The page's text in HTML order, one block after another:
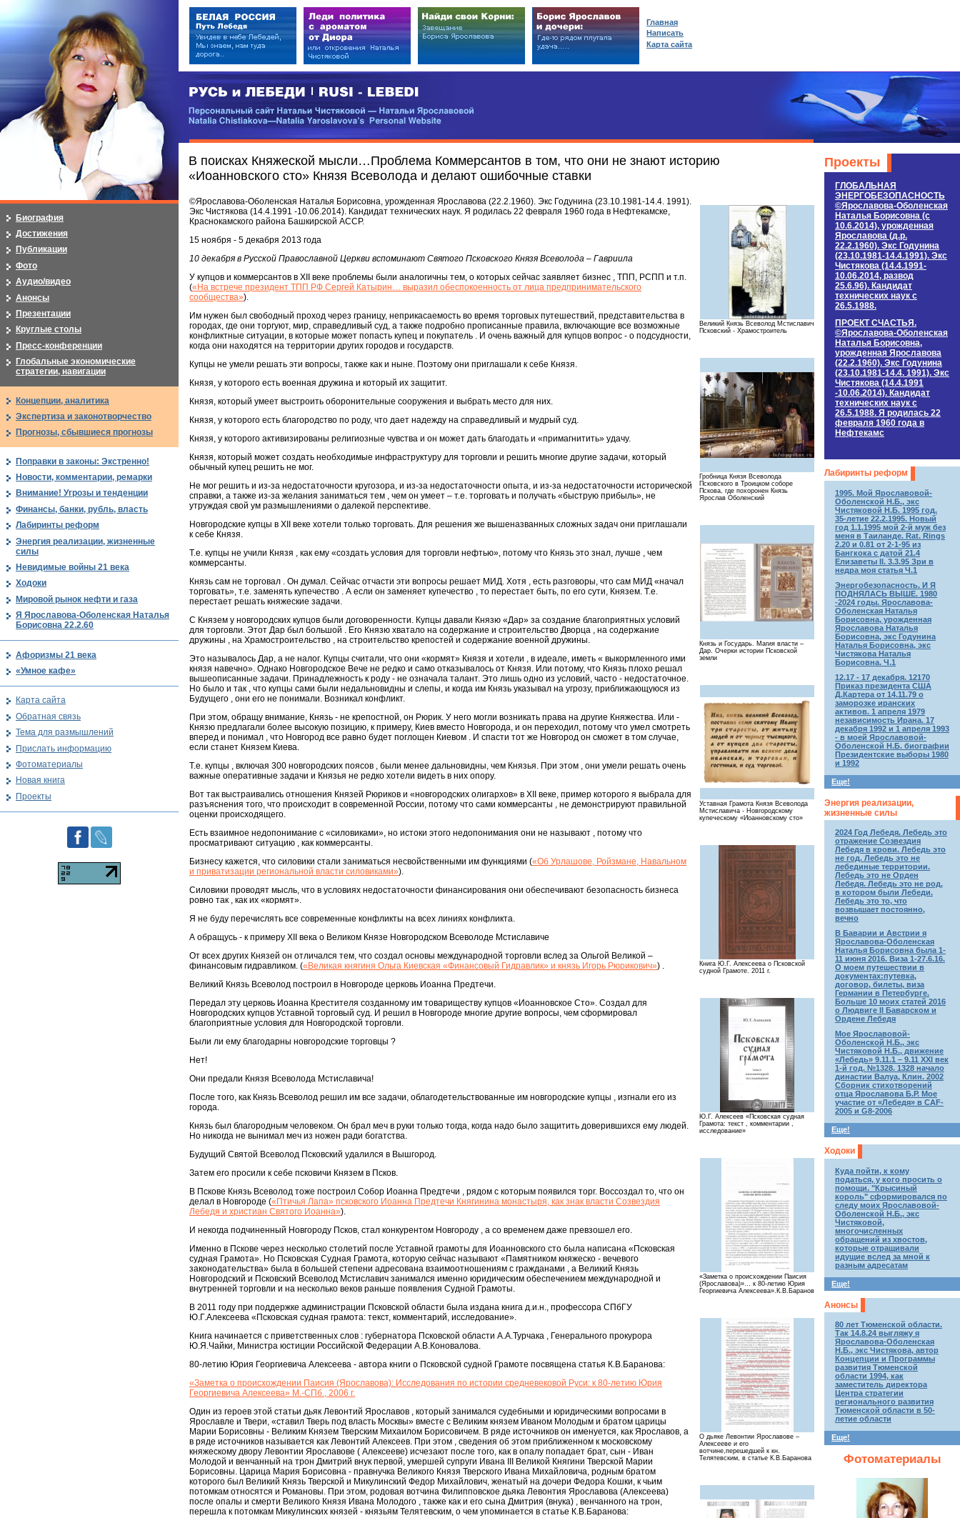
РУСЬ и ЛЕБЕДИ | RUSI — LEBEDI
Персональный сайт Натальи Чистяковой — Натальи Ярославовой
В поисках Княжеской мысли…Проблема Коммерсантов в том, что они не знают историю
«Иоанновского сто» Князя Всеволода и делают ошибочные ставки
Великий Князь Всеволод Мстиславич
Псковский - Храмостроитель
Гробница Князя Всеволода
Псковского в Троицком соборе
Пскова, где похоронен Князь
Ярослав Оболенский
Князь и Государь. Магия власти –
Дар. Очерки иcтории Псковской
земли
Уставная Грамота Князя Всеволода
Мстиславича - Новгородскому
купеческому «Иоанновскому сто»
Книга Ю.Г. Алексеева о Псковской
судной Грамоте. 2011 г.
Ю.Г. Алексеев «Псковская судная
Грамота: текст , комментарии ,
исследование»
«Заметка о происхождении Паисия
(Ярославова)»… к 80-летию Юрия
Георгиевича Алексеева».К.В.Баранов
О дьяке Левонтии Ярославове –
Алексееве и его
вотчине,перешедшей к кн.
Телятевским, в статье К.В.Баранова
©Ярославова-Оболенская Наталья Борисовна, урожденная Ярославова (22.2.1960). Экс Годунина (23.10.1981-14.4. 1991).
Экс Чистякова (14.4.1991 -10.06.2014). Кандидат технических наук. Я родилась 22 февраля 1960 года в Нефтекамске,
Краснокамского района Башкирской АССР.
15 ноября - 5 декабря 2013 года
10 декабря в Русской Православной Церкви вспоминают Святого Псковского Князя Всеволода – Гавриила
У купцов и коммерсантов в XII веке проблемы были аналогичны тем, о которых сейчас заявляет бизнес , ТПП, РСПП и т.п.
(«На встрече президент ТПП РФ Сергей Катырин… выразил обеспокоенность от лица предпринимательского
сообщества»).
Им нужен был свободный проход через границу, неприкасаемость во время торговых путешествий, представительства в
городах, где они торгуют, мир, справедливый суд, а также подробно прописанные правила, включающие все возможные
конфликтные ситуации, в которые может попасть купец и покупатель . И очень важный для купцов вопрос - о подсудности,
когда они находятся на территории других городов и государств.
Купцы не умели решать эти вопросы, также как и ныне. Поэтому они приглашали к себе Князя.
Князя, у которого есть военная дружина и который их защитит.
Князя, который умеет выстроить оборонительные сооружения и выбрать место для них.
Князя, у которого есть благородство по роду, что дает надежду на справедливый и мудрый суд.
Князя, у которого активизированы религиозные чувства и он может дать благодать и «примагнитить» удачу.
Князя, который может создать необходимые инфраструктуру для торговли и решить многие другие задачи, который
обычный купец решить не мог.
Не мог решить и из-за недостаточности кругозора, и из-за недостаточности опыта, и из-за недостаточности исторической
справки, а также из-за желания заниматься тем , чем он умеет – т.е. торговать и получать «быструю прибыль», не
утруждая свой ум размышлениями о далекой перспективе.
Новгородские купцы в XII веке хотели только торговать. Для решения же вышеназванных сложных задач они приглашали
к себе Князя.
Т.е. купцы не учили Князя , как ему «создать условия для торговли нефтью», потому что Князь это знал, лучше , чем
коммерсанты.
Князь сам не торговал . Он думал. Сейчас отчасти эти вопросы решает МИД. Хотя , есть разговоры, что сам МИД «начал
торговать», т.е. заменять купечество . А если он заменяет купечество , то перестает быть, по его сути, Князем. Т.е.
перестает решать княжеские задачи.
С Князем у новгородских купцов были договоренности. Купцы давали Князю «Дар» за создание благоприятных условий
для торговли. Этот Дар был большой . Его Князю хватало на содержание и строительство Дворца , на содержание
дружины , на Храмостроительство , на строительство крепостей и содержание военной дружины.
Это называлось Дар, а не налог. Купцы считали, что они «кормят» Князя и хотели , в идеале, иметь « выкормленного ими
князя навечно». Однако Новгородское Вече не редко и само отказывалось от Князя. Или потому, что Князь плохо решал
вышеописанные задачи. Принадлежность к роду - не означала талант. Это лишь одно из условий, часто - недостаточное.
Но было и так , что купцы сами были недальновидны и слепы, и когда им Князь указывал на угрозу, приближающуюся из
Будущего , они его не понимали. Возникал конфликт.
При этом, обращу внимание, Князь - не крепостной, он Рюрик. У него могли возникать права на другие Княжества. Или -
Князю предлагали более высокую позицию, к примеру, Киев вместо Новгорода, и он переходил, потому что умел смотреть
вперед и понимал , что Новгород все равно будет поглощен Киевом . И спасти тот же Новгород он сможет в том случае,
если станет Князем Киева.
Т.е. купцы , включая 300 новгородских поясов , были менее дальновидны, чем Князья. При этом , они умели решать очень
важные оперативные задачи и Князья не редко хотели видеть в них опору.
Вот так выстраивались отношения Князей Рюриков и «новгородских олигархов» в XII веке, пример которого я выбрала для
разъяснения того, что происходит в современной России, потому что сами коммерсанты , не демонстрируют правильной
оценки происходящего.
Есть взаимное недопонимание с «силовиками», но истоки этого недопонимания они не называют , потому что
просматривают ситуацию , как коммерсанты.
Бизнесу кажется, что силовики стали заниматься несвойственными им функциями («Об Урлашове, Ройзмане, Навальном
и приватизации региональной власти силовиками»).
Силовики проводят мысль, что в условиях недостаточности финансирования они обеспечивают безопасность бизнеса
ровно так , как их «кормят».
Я не буду перечислять все современные конфликты на всех линиях конфликта.
А обращусь - к примеру XII века о Великом Князе Новгородском Всеволоде Мстиславиче
От всех других Князей он отличался тем, что создал основы международной торговли вслед за Ольгой Великой –
финансовым гидравликом. («Великая княгиня Ольга Киевская «Финансовый Гидравлик» и князь Игорь Рюрикович») .
Великий Князь Всеволод построил в Новгороде церковь Иоанна Предтечи.
Передал эту церковь Иоанна Крестителя созданному им товариществу купцов «Иоанновское Сто». Создал для
Новгородских купцов Уставной торговый суд. И решил в Новгороде многие другие вопросы, чем сформировал
благоприятные условия для Новгородской торговли.
Были ли ему благодарны новгородские торговцы ?
Нет!
Они предали Князя Всеволода Мстиславича!
После того, как Князь Всеволод решил им все задачи, облагодетельствованные им новгородские купцы , изгнали его из
города.
Князь был благородным человеком. Он брал меч в руки только тогда, когда надо было защитить доверившихся ему людей.
Но никогда не вынимал меч из ножен ради богатства.
Будущий Святой Всеволод Псковский удалился в Вышгород.
Затем его просили к себе псковичи Князем в Псков.
В Пскове Князь Всеволод тоже построил Собор Иоанна Предтечи , рядом с которым появился торг. Воссоздал то, что он
делал в Новгороде («Птичья Лапа» псковского Иоанна Предтечи Княгинина монастыря, как знак власти Созвездия
Лебедя и христиан Святого Иоанна»).
И некогда подчиненный Новгороду Псков, стал конкурентом Новгороду , а со временем даже превзошел его.
Именно в Пскове через несколько столетий после Уставной грамоты для Иоанновского сто была написана «Псковская
судная Грамота». Но Псковская Судная Грамота, которую сейчас называют «Памятником княжеско - вечевого
законодательства» была в большей степени адресована взаимоотношениям с гражданами , а Великий Князь
Новгородский и Псковский Всеволод Мстиславич занимался именно юридическим обеспечением международной и
внутренней торговли и на несколько веков раньше появления Судной Грамоты.
В 2011 году при поддержке администрации Псковской области была издана книга д.и.н., профессора СПбГУ
Ю.Г.Алексеева «Псковская судная грамота: текст, комментарий, исследование».
Книга начинается с приветственных слов : губернатора Псковской области А.А.Турчака , Генерального прокурора
Ю.Я.Чайки, Министра юстиции Российской Федерации А.В.Коновалова.
80-летию Юрия Георгиевича Алексеева - автора книги о Псковской судной Грамоте посвящена статья К.В.Баранова:
«Заметка о происхождении Паисия (Ярославова): Исследования по истории средневековой Руси: к 80-летию Юрия
Георгиевича Алексеева» М.-СПб., 2006 г.
Один из героев этой статьи дьяк Левонтий Ярославов , который занимался судебными и юридическими вопросами в
Ярославле и Твери, «ставил Тверь под власть Москвы» вместе с Великим князем Иваном Молодым и братом царицы
Марии Борисовны - Великим Князем Тверским Михаилом Борисовичем. В ряде источников он именуется, как Ярославов, а
в ряде источников называется как Левонтий Алексеев. При этом , сведения об этом приближенном к московскому
княжескому двору Левонтии Ярославове ( Алексееве) исчезают после того, как в опалу попадает брат, сын - Иван
Молодой и венчанный на трон Дмитрий внук первой, умершей супруги Ивана III Великой Княгини Тверской Марии
Борисовны. Царица Мария Борисовна - правнучка Великого Князя Тверского Ивана Михайловича, родным братом
которого был Великий Князь Тверской и Микулинский Федор Михайлович, женатый на дочери Федора Кошки, к чьим
потомкам относятся и Романовы. При этом, родовая вотчина Филипповское дьяка Левонтия Ярославова (Алексеева)
после опалы и смерти Великого Князя Ивана Молодого , также как и его сына Дмитрия (внука) , венчанного на трон,
перешла к потомкам Микулинских князей - князьям Телятевским, о чем упоминается в статье К.В.Баранова:
Проекты
ГЛОБАЛЬНАЯ
ЭНЕРГОБЕЗОПАСНОСТЬ
©Ярославова-Оболенская
Наталья Борисовна (c
10.6.2014), урожденная
Ярославова (д.р.
22.2.1960). Экс Годунина
(23.10.1981-14.4.1991). Экс
Чистякова (14.4.1991-
10.06.2014, развод
25.6.96). Кандидат
технических наук c
26.5.1988.
ПРОЕКТ СЧАСТЬЯ.
©Ярославова-Оболенская
Наталья Борисовна,
урожденная Ярославова
(22.2.1960). Экс Годунина
(23.10.1981-14.4. 1991). Экс
Чистякова (14.4.1991
-10.06.2014). Кандидат
технических наук c
26.5.1988. Я родилась 22
февраля 1960 года в
Нефтекамс
Лабиринты реформ
1995. Мой Ярославовой-
Оболенской Н.Б., экс
Чистяковой Н.Б. 1995 год.
35-летие 22.2.1995. Новый
год 1.1.1995 мой 2-й муж без
меня в Таиланде. Rat. Rings
2.20 и 0.81 от 2-1-95 из
Бангкока с датой 21.4
Елизаветы II. 3.3.95 Зри в
недра моя статья Ч.1
Энергобезопасность. И Я
ПОДНЯЛАСЬ ВЫШЕ. 1980
-2024 годы. Ярославова-
Оболенская Наталья
Борисовна, урожденная
Ярославова Наталья
Борисовна, экс Годунина
Наталья Борисовна, экс
Чистякова Наталья
Борисовна. Ч.1
12.17 - 17 декабря. 12170
Приказ президента США
Д.Картера от 14.11.79 о
заморозке иранских
активов. 1 апреля 1979
независимость Ирана. 17
декабря 1992 и 1 апреля 1993
- в моей Ярославовой-
Оболенской Н.Б. биографии
Президентские выборы 1980
и 1992
Еще!
Энергия реализации,
жизненные силы
2024 Год Лебедя. Лебедь это
отражение Созвездия
Лебедя в крови. Лебедь это
не год. Лебедь это не
лебединые территории.
Лебедь это не Орден
Лебедя. Лебедь это не род,
в котором были Лебеди.
Лебедь это то, что
возвышает постоянно,
вечно
В Баварии и Австрии я
Ярославова-Оболенская
Наталья Борисовна была 1-
11 июня 2016. Виза 1-27.6.16.
О моем путешествии в
документах:путевка,
договор, билеты, виза
Германии в Петербурге.
Больше 10 моих статей 2016
о Людвиге II Баварском и
Ордене Лебедя
Мое Ярославовой-
Оболенской Н.Б., экс
Чистяковой Н.Б., движение
«Лебедь» 9.11.1 – 9.11 XXI век
1-й год. №1328. 1328 начало
династии Валуа, Клин. 2002
Сборник стихотворений
отца Ярославова Б.Р. Мое
участие от «Лебедя» в CAF-
2005 и G8-2006
Еще!
Ходоки
Куда пойти, к кому
податься, у кого просить о
помощи. "Крысиный
король" сформировался по
следу моих Ярославовой-
Оболенской Н.Б., экс
Чистяковой,
многочисленных
обращений из хвостов,
которые отращивали
идущие вслед за мной к
разным адресатам
Еще!
Анонсы
80 лет Тюменской области.
Так 14.8.24 выгляжу я
Ярославова-Оболенская
Н.Б., экс Чистякова, автор
Концепции и Программы
развития Тюменской
области 1994, как
заместитель директора
Центра стратегии
регионального развития
Тюменской области в 50-
летие области
Еще!
Фотоматериалы
Биография
Достижения
Публикации
Фото
Аудио/видео
Анонсы
Презентации
Круглые столы
Пресс-конференции
Глобальные экономические
стратегии, навигации
Концепции, аналитика
Экспертиза и законотворчество
Прогнозы, сбывшиеся прогнозы
Поправки в законы: Экстренно!
Новости, комментарии, ремарки
Внимание! Угрозы и тенденции
Финансы, банки, рубль, власть
Лабиринты реформ
Энергия реализации, жизненные
силы
Невидимые войны 21 века
Ходоки
Мировой рынок нефти и газа
Я Ярославова-Оболенская Наталья
Борисовна 22.2.60
Афоризмы 21 века
«Умное кафе»
Карта сайта
Обратная связь
Тема для размышлений
Прислать информацию
Фотоматериалы
Новая книга
Проекты
Главная
Написать
Карта сайта